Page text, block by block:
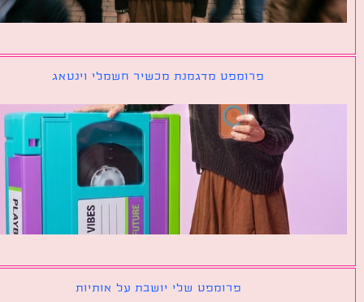
פרומפט מדגמנת מכשיר חשמלי וינטאג
פרומפט שלי יושבת על אותיות